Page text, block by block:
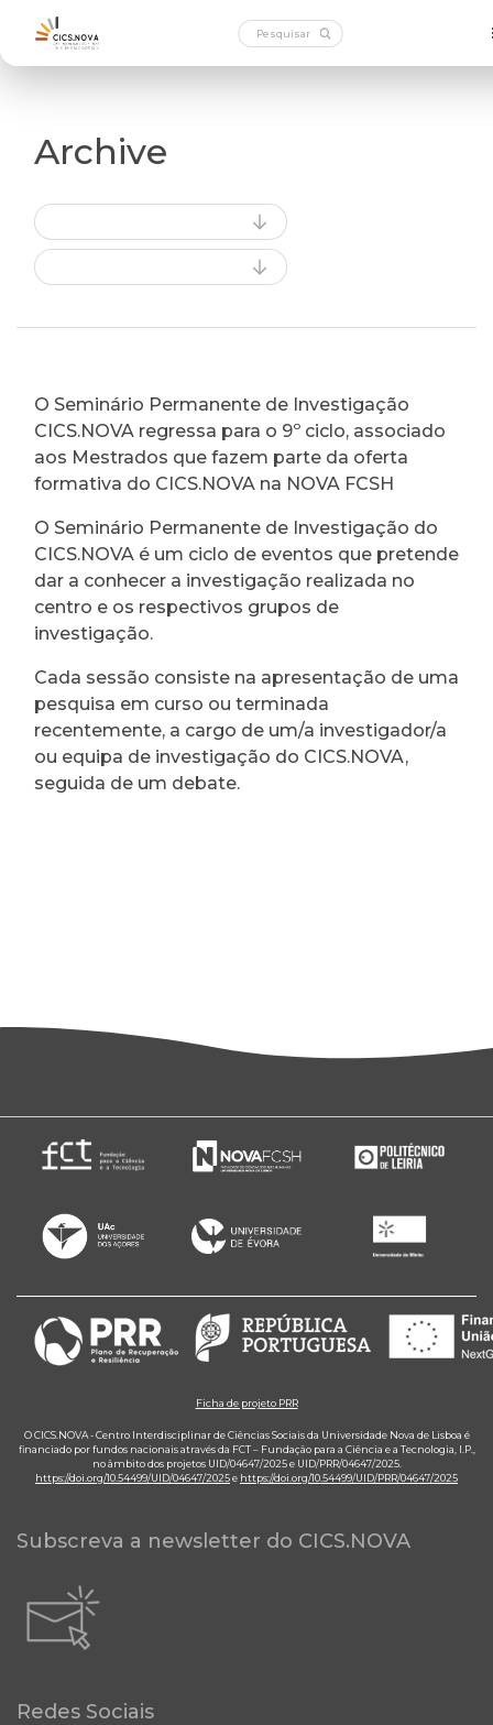
Archive
O Seminário Permanente de Investigação
CICS.NOVA regressa para o 9º ciclo, associado
aos Mestrados que fazem parte da oferta
formativa do CICS.NOVA na NOVA FCSH
O Seminário Permanente de Investigação do
CICS.NOVA é um ciclo de eventos que pretende
dar a conhecer a investigação realizada no
centro e os respectivos grupos de
investigação.
Cada sessão consiste na apresentação de uma
pesquisa em curso ou terminada
recentemente, a cargo de um/a investigador/a
ou equipa de investigação do CICS.NOVA,
seguida de um debate.
Ficha de projeto PRR
O CICS.NOVA - Centro Interdisciplinar de Ciências Sociais da Universidade Nova de Lisboa é
financiado por fundos nacionais através da FCT – Fundação para a Ciência e a Tecnologia, I.P.,
no âmbito dos projetos UID/04647/2025 e UID/PRR/04647/2025.
https://doi.org/10.54499/UID/04647/2025e https://doi.org/10.54499/UID/PRR/04647/2025
Subscreva a newsletter do CICS.NOVA
Redes Sociais